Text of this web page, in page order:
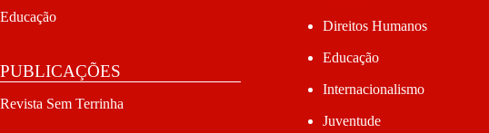
Educação
PUBLICAÇÕES
Revista Sem Terrinha
Direitos Humanos
Educação
Internacionalismo
Juventude